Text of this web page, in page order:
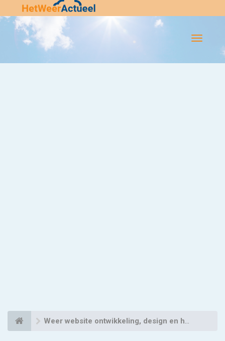
Flip-
Weer website ontwikkeling, design en hosting